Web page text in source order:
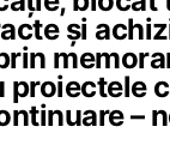
și
proiectele
–